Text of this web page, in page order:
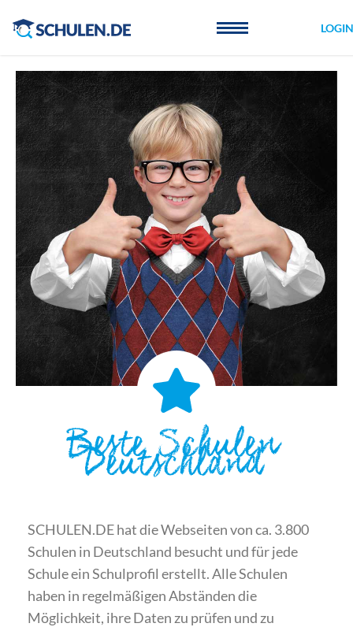
LOGIN
Beste Schulen
Deutschland
SCHULEN.DE hat die Webseiten von ca. 3.800
Schulen in Deutschland besucht und für jede
Schule ein Schulprofil erstellt. Alle Schulen
haben in regelmäßigen Abständen die
Möglichkeit, ihre Daten zu prüfen und zu